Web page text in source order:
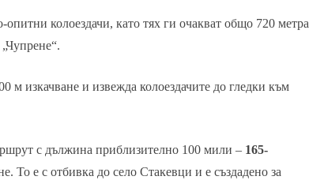
опитни колоездачи, като тях ги очакват общо 720 метра
м изкачване и извежда колоездачите до гледки към
с дължина приблизително 100 мили – 165-
То е с отбивка до село Стакевци и е създадено за